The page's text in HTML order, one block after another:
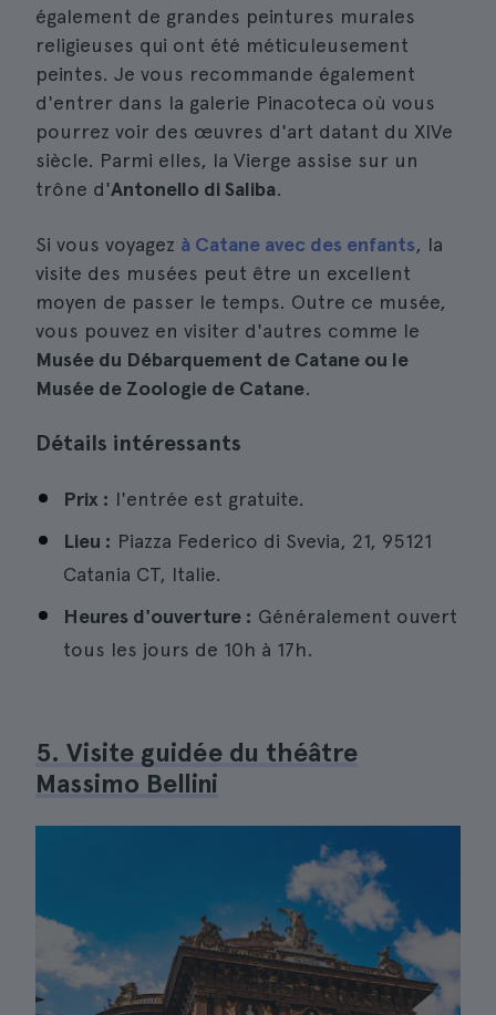
également de grandes peintures murales
religieuses qui ont été méticuleusement
peintes. Je vous recommande également
d'entrer dans la galerie Pinacoteca où vous
pourrez voir des œuvres d'art datant du XIVe
siècle. Parmi elles, la Vierge assise sur un
trône d'Antonello di Saliba.
Si vous voyagez à Catane avec des enfants, la
visite des musées peut être un excellent
moyen de passer le temps. Outre ce musée,
vous pouvez en visiter d'autres comme le
Musée du Débarquement de Catane ou le
Musée de Zoologie de Catane.
Détails intéressants
Prix : l'entrée est gratuite.
Lieu : Piazza Federico di Svevia, 21, 95121
Catania CT, Italie.
Heures d'ouverture : Généralement ouvert
tous les jours de 10h à 17h.
5. Visite guidée du théâtre
Massimo Bellini